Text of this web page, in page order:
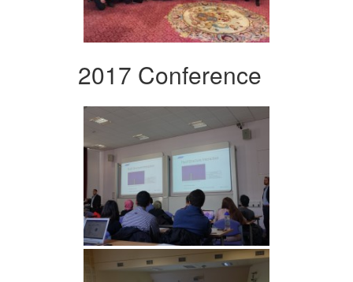
2017 Conference